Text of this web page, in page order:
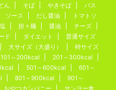
ん そば やきそば
パス
ソース だし醤油
トマトソ
塩 担々麺 醤油
チーズ
ド ダイエット
普通サイズ
大サイズ（大盛り）
特サイズ
101～200kcal
201～300kcal
501～600kcal
601～
801～900kcal
901～
おやつカンパニー サンヨー食